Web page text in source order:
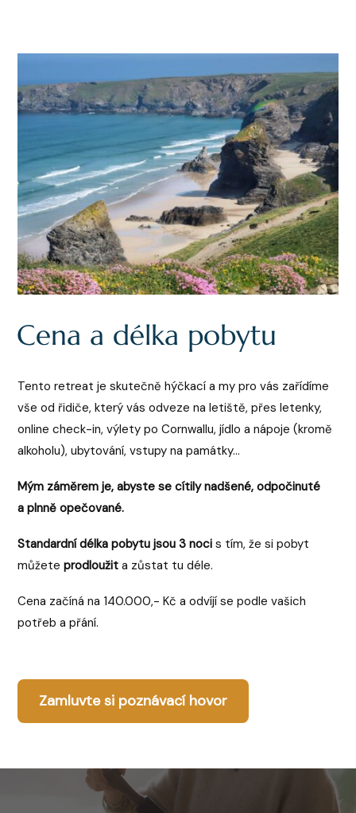
Cena a délka pobytu
Tento retreat je skutečně hýčkací a my pro vás zařídíme
vše od řidiče, který vás odveze na letiště, přes letenky,
online check-in, výlety po Cornwallu, jídlo a nápoje (kromě
alkoholu), ubytování, vstupy na památky...
Mým záměrem je, abyste se cítily nadšené, odpočinuté
a plnně opečované.
Standardní délka pobytu jsou 3 noci s tím, že si pobyt
můžeteprodloužit a zůstat tu déle.
Cena začíná na 140.000,- Kč a odvíjí se podle vašich
potřeb a přání.
Zamluvte si poznávací hovor